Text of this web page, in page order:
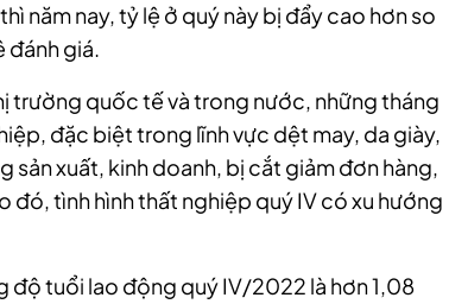
năm nay, tỷ lệ ở quý này bị đẩy cao hơn so
đánh giá.
quốc tế và trong nước, những tháng
đặc biệt trong lĩnh vực dệt may, da giày,
sản xuất, kinh doanh, bị cắt giảm đơn hàng,
đó, tình hình thất nghiệp quý IV có xu hướng
độ tuổi lao động quý IV/2022 là hơn 1,08